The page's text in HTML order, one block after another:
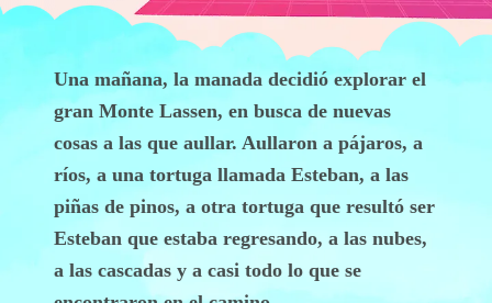
Una mañana, la manada decidió explorar el
gran Monte Lassen, en busca de nuevas
cosas a las que aullar. Aullaron a pájaros, a
ríos, a una tortuga llamada Esteban, a las
piñas de pinos, a otra tortuga que resultó ser
Esteban que estaba regresando, a las nubes,
a las cascadas y a casi todo lo que se